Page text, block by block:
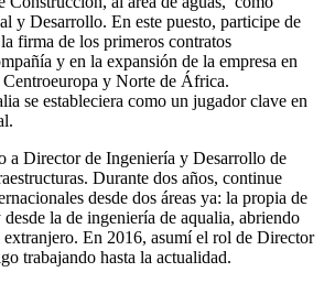
y Desarrollo. En este puesto, participe de
firma de los primeros contratos
y en la expansión de la empresa en
y Norte de África.
se estableciera como un jugador clave en
a Director de Ingeniería y Desarrollo de
Durante dos años, continue
desde dos áreas ya: la propia de
la de ingeniería de aqualia, abriendo
extranjero. En 2016, asumí el rol de Director
trabajando hasta la actualidad.